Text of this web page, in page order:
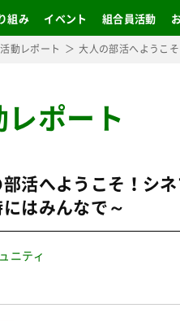
組み イベント 組合員活動
活動レポート 大人の部活へようこ
ポート
部活へようこそ！シ
はみんなで～
ニティ